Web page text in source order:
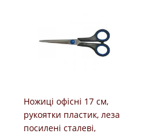
Ножиці офісні 17 см,
рукоятки пластик, леза
посилені сталеві,